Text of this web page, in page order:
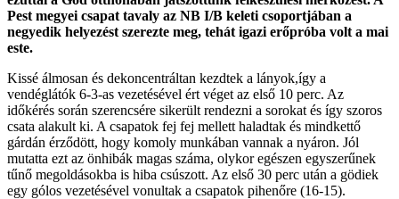
Pest megyei csapat tavaly az NB I/B keleti csoportjában a
negyedik helyezést szerezte meg, tehát igazi erőpróba volt a mai
este.
Kissé álmosan és dekoncentráltan kezdtek a lányok,így a
vendéglátók 6-3-as vezetésével ért véget az első 10 perc. Az
időkérés során szerencsére sikerült rendezni a sorokat és így szoros
csata alakult ki. A csapatok fej fej mellett haladtak és mindkettő
gárdán érződött, hogy komoly munkában vannak a nyáron. Jól
mutatta ezt az önhibák magas száma, olykor egészen egyszerűnek
tűnő megoldásokba is hiba csúszott. Az első 30 perc után a gödiek
egy gólos vezetésével vonultak a csapatok pihenőre (16-15).